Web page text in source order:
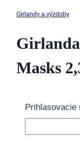
Girlandy a výzdoby
Masks
cena je: 2.00€.
1 na sklade
Prihlasovacie